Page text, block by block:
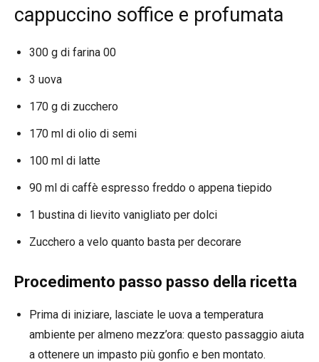
cappuccino soffice e profumata
300 g di farina 00
3 uova
170 g di zucchero
170 ml di olio di semi
100 ml di latte
90 ml di caffè espresso freddo o appena tiepido
1 bustina di lievito vanigliato per dolci
Zucchero a velo quanto basta per decorare
Procedimento passo passo della ricetta
Prima di iniziare, lasciate le uova a temperatura
ambiente per almeno mezz’ora: questo passaggio aiuta
a ottenere un impasto più gonfio e ben montato.